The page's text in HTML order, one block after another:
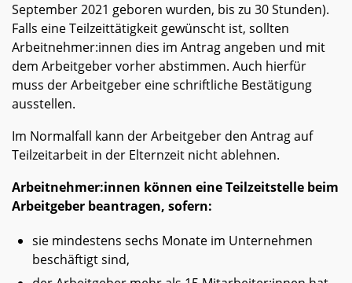
September 2021 geboren wurden, bis zu 30 Stunden).
Falls eine Teilzeittätigkeit gewünscht ist, sollten
Arbeitnehmer:innen dies im Antrag angeben und mit
dem Arbeitgeber vorher abstimmen. Auch hierfür
muss der Arbeitgeber eine schriftliche Bestätigung
ausstellen.
Im Normalfall kann der Arbeitgeber den Antrag auf
Teilzeitarbeit in der Elternzeit nicht ablehnen.
Arbeitnehmer:innen können eine Teilzeitstelle beim
Arbeitgeber beantragen, sofern:
sie mindestens sechs Monate im Unternehmen
beschäftigt sind,